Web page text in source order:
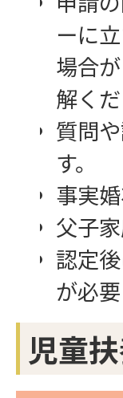
ーに
場合
解くだ
質問
す。
事実
父子
認定
が必要
児童